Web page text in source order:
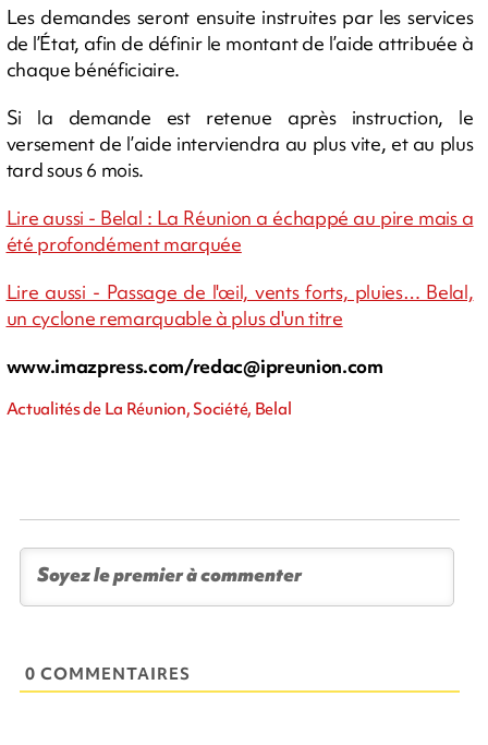
Les demandes seront ensuite instruites par les services
de l’État, afin de définir le montant de l’aide attribuée à
chaque bénéficiaire.
Si la demande est retenue après instruction, le
versement de l’aide interviendra au plus vite, et au plus
tard sous 6 mois.
Lire aussi - Belal : La Réunion a échappé au pire mais a
été profondément marquée
Lire aussi - Passage de l'œil, vents forts, pluies… Belal,
un cyclone remarquable à plus d'un titre
www.imazpress.com/redac@ipreunion.com
Actualités de La Réunion, Société, Belal
0 COMMENTAIRES